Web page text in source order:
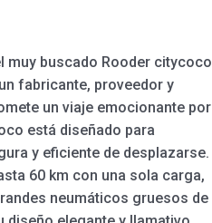
buscado Rooder citycoco
fabricante, proveedor y
un viaje emocionante por
está diseñado para
y eficiente de desplazarse.
60 km con una sola carga,
neumáticos gruesos de